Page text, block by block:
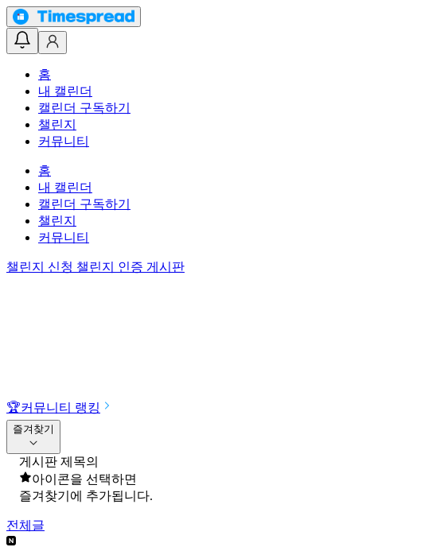
홈
내 캘린더
캘린더 구독하기
챌린지
커뮤니티
홈
내 캘린더
캘린더 구독하기
챌린지
커뮤니티
챌린지 신청 챌린지 인증 게시판
🏆커뮤니티 랭킹
즐겨찾기
게시판 제목의
아이콘을 선택하면
즐겨찾기에 추가됩니다.
전체글